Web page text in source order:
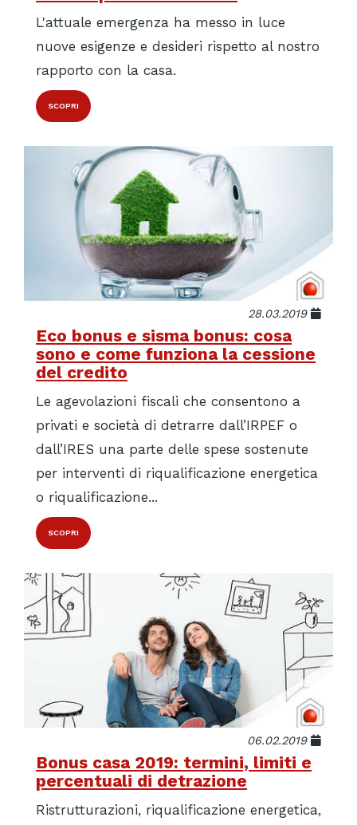
L'attuale emergenza ha messo in luce
nuove esigenze e desideri rispetto al nostro
rapporto con la casa.
SCOPRI
28.03.2019
Eco bonus e sisma bonus: cosa
sono e come funziona la cessione
del credito
Le agevolazioni fiscali che consentono a
privati e società di detrarre dall’IRPEF o
dall’IRES una parte delle spese sostenute
per interventi di riqualificazione energetica
o riqualificazione...
SCOPRI
06.02.2019
Bonus casa 2019: termini, limiti e
percentuali di detrazione
Ristrutturazioni, riqualificazione energetica,